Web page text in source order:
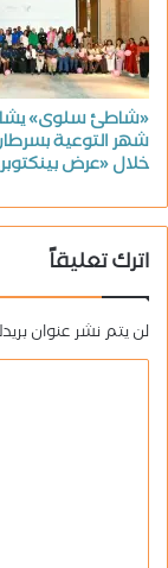
«شاطئ سلوى»
شهر التوعية
خلال «عرض
اترك تعليقاً
لن يتم نشر عنوان